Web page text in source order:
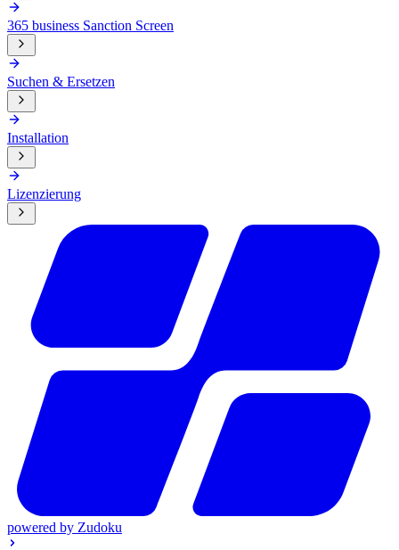
365 business Sanction Screen
Suchen & Ersetzen
Installation
Lizenzierung
powered by Zudoku